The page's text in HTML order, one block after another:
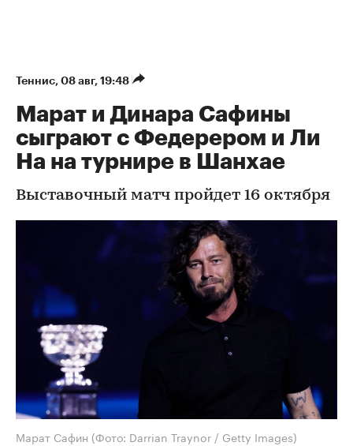
Теннис 08 авг, 19:48
Марат и Динара Сафины
сыграют с Федерером и Ли
На на турнире в Шанхае
Выставочный матч пройдет 16 октября
Марат Сафин (Фото: Darrian Traynor / Getty Images)